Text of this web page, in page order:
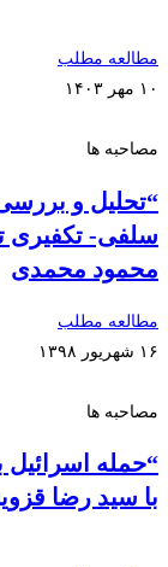
مطالعه مطلب
۱۰ مهر ۱۴۰۳
مصاحبه ها
“تحلیل و
سلفی- تکفیری
محمود محمدی
مطالعه مطلب
۱۶ شهریور ۱۳۹۸
مصاحبه ها
“حمله
با سید رضا